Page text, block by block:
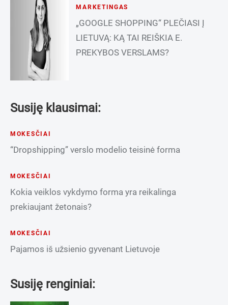
MARKETINGAS
„GOOGLE SHOPPING“ PLEČIASI Į
LIETUVĄ: KĄ TAI REIŠKIA E.
PREKYBOS VERSLAMS?
Susiję klausimai:
MOKESČIAI
“Dropshipping” verslo modelio teisinė forma
MOKESČIAI
Kokia veiklos vykdymo forma yra reikalinga
prekiaujant žetonais?
MOKESČIAI
Pajamos iš užsienio gyvenant Lietuvoje
Susiję renginiai: